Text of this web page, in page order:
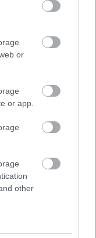
or
or app.
other
Szijjártó
Fidesz-frakcióból
az általa...